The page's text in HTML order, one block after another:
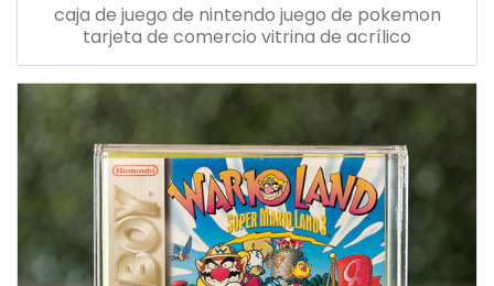
caja de juego de nintendo juego de pokemon
tarjeta de comercio vitrina de acrílico